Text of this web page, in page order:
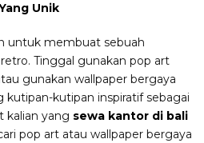
Unik
untuk membuat sebuah
Tinggal gunakan pop art
gunakan wallpaper bergaya
kutipan-kutipan inspiratif sebagai
kalian yang sewa kantor di bali
pop art atau wallpaper bergaya